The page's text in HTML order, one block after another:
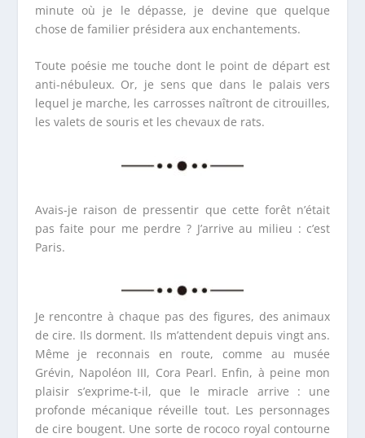
minute où je le dépasse, je devine que quelque
chose de familier présidera aux enchantements.
Toute poésie me touche dont le point de départ est
anti-nébuleux. Or, je sens que dans le palais vers
lequel je marche, les carrosses naîtront de citrouilles,
les valets de souris et les chevaux de rats.
Avais-je raison de pressentir que cette forêt n’était
pas faite pour me perdre ? J’arrive au milieu : c’est
Paris.
Je rencontre à chaque pas des figures, des animaux
de cire. Ils dorment. Ils m’attendent depuis vingt ans.
Même je reconnais en route, comme au musée
Grévin, Napoléon III, Cora Pearl. Enfin, à peine mon
plaisir s’exprime-t-il, que le miracle arrive : une
profonde mécanique réveille tout. Les personnages
de cire bougent. Une sorte de rococo royal contourne